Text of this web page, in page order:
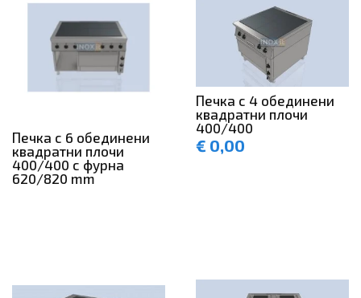
Печка с 6 обединени
квадратни плочи
400/400 с фурна
620/820 mm
Печка с 4 обединени
квадратни плочи
400/400
€ 0,00